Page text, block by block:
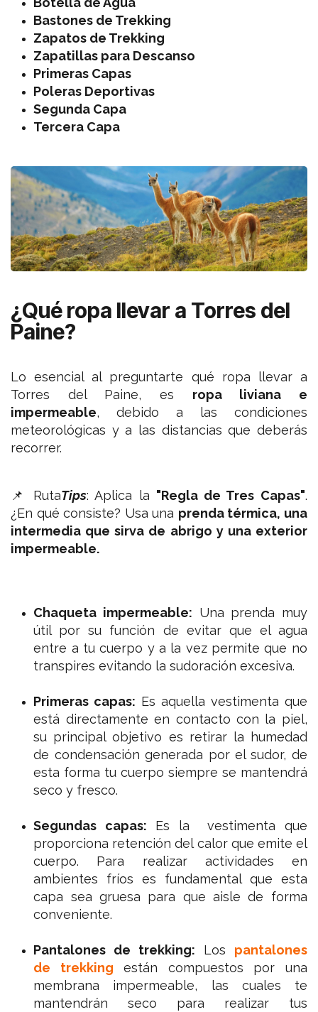
Bastones de Trekking
Zapatos de Trekking
Zapatillas para Descanso
Primeras Capas
Poleras Deportivas
Segunda Capa
Tercera Capa
¿Qué ropa llevar a Torres del
Paine?
Lo esencial al preguntarte qué ropa llevar a
Torres del Paine, es ropa liviana e
impermeable, debido a las condiciones
meteorológicas y a las distancias que deberás
recorrer.
📌 RutaTips: Aplica la "Regla de Tres Capas".
¿En qué consiste? Usa una prenda térmica, una
intermedia que sirva de abrigo y una exterior
impermeable.
Chaqueta impermeable: Una prenda muy
útil por su función de evitar que el agua
entre a tu cuerpo y a la vez permite que no
transpires evitando la sudoración excesiva.
Primeras capas: Es aquella vestimenta que
está directamente en contacto con la piel,
su principal objetivo es retirar la humedad
de condensación generada por el sudor, de
esta forma tu cuerpo siempre se mantendrá
seco y fresco.
Segundas capas: Es la vestimenta que
proporciona retención del calor que emite el
cuerpo. Para realizar actividades en
ambientes fríos es fundamental que esta
capa sea gruesa para que aisle de forma
conveniente.
Pantalones de trekking: Los
pantalones
de trekking están compuestos por una
membrana impermeable, las cuales te
mantendrán seco para realizar tus